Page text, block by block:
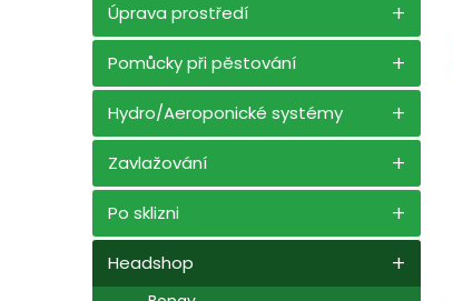
Úprava prostředí
Pomůcky při pěstování
Hydro/Aeroponické systémy
Zavlažování
Po sklizni
Headshop